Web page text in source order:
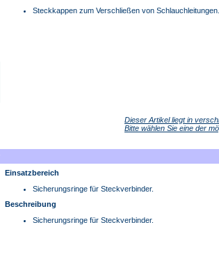
Steckkappen zum Verschließen von Schlauchleitungen.
Dieser Artikel liegt in
Bitte wählen Sie eine der
Einsatzbereich
Sicherungsringe für Steckverbinder.
Beschreibung
Sicherungsringe für Steckverbinder.